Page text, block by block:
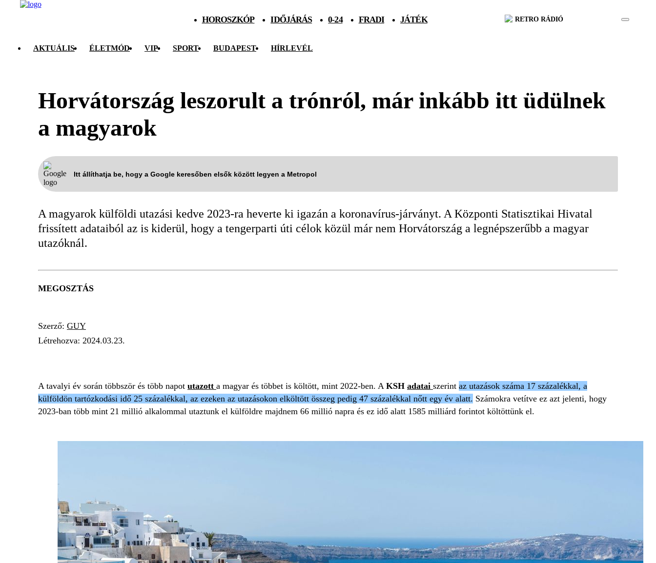
HOROSZKÓP IDŐJÁRÁS 0-24 FRADI JÁTÉK RETRO RÁDIÓ
AKTUÁLIS ÉLETMÓD VIP SPORT BUDAPEST HÍRLEVÉL
Horvátország leszorult a trónról, már inkább itt üdülnek
a magyarok
Itt állíthatja be, hogy a Google keresőben elsők között legyen a Metropol
A magyarok külföldi utazási kedve 2023-ra heverte ki igazán a koronavírus-járványt. A Központi Statisztikai Hivatal
frissített adataiból az is kiderül, hogy a tengerparti úti célok közül már nem Horvátország a legnépszerűbb a magyar
utazóknál.
MEGOSZTÁS
Szerző: GUY
Létrehozva: 2024.03.23.
A tavalyi év során többször és több napot utazott a magyar és többet is költött, mint 2022-ben. A KSH adatai szerint az utazások száma 17 százalékkal, a
külföldön tartózkodási idő 25 százalékkal, az ezeken az utazásokon elköltött összeg pedig 47 százalékkal nőtt egy év alatt. Számokra vetítve ez azt jelenti, hogy
2023-ban több mint 21 millió alkalommal utaztunk el külföldre majdnem 66 millió napra és ez idő alatt 1585 milliárd forintot költöttünk el.